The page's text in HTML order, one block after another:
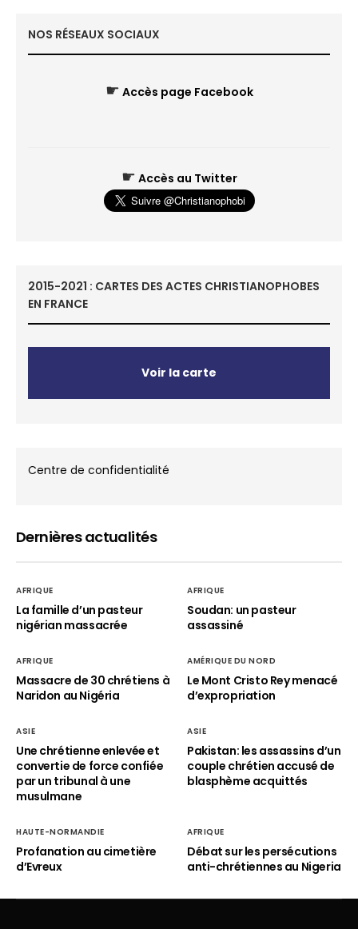
NOS RÉSEAUX SOCIAUX
☛ Accès page Facebook
☛ Accès au Twitter
2015-2021 : CARTES DES ACTES CHRISTIANOPHOBES
EN FRANCE
Voir la carte
Centre de confidentialité
Dernières actualités
AFRIQUE
La famille d’un pasteur
nigérian massacrée
AFRIQUE
Soudan: un pasteur
assassiné
AFRIQUE
Massacre de 30 chrétiens à
Naridon au Nigéria
AMÉRIQUE DU NORD
Le Mont Cristo Rey menacé
d’expropriation
ASIE
Une chrétienne enlevée et
convertie de force confiée
par un tribunal à une
musulmane
ASIE
Pakistan: les assassins d’un
couple chrétien accusé de
blasphème acquittés
HAUTE-NORMANDIE
Profanation au cimetière
d’Evreux
AFRIQUE
Débat sur les persécutions
anti-chrétiennes au Nigeria